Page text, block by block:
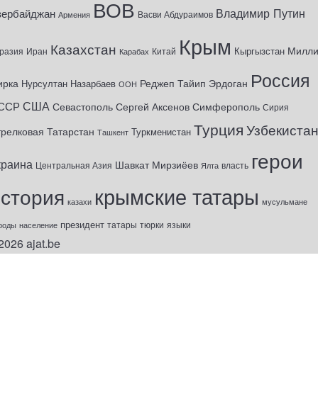
Армения ВОВ Васви Абдураимов Владимир Путин
Иран Казахстан Карабах Китай Крым Кыргызстан Милли
Нурсултан Назарбаев ООН Реджеп Тайип Эрдоган Россия
США Севастополь Сергей Аксенов Симферополь Сирия
Татарстан Ташкент Туркменистан ТурцияУзбекистан
Центральная Азия Шавкат Мирзиёев Ялта власть герои
казахи крымские татары мусульмане
население президент татары тюрки языки
ajat.be